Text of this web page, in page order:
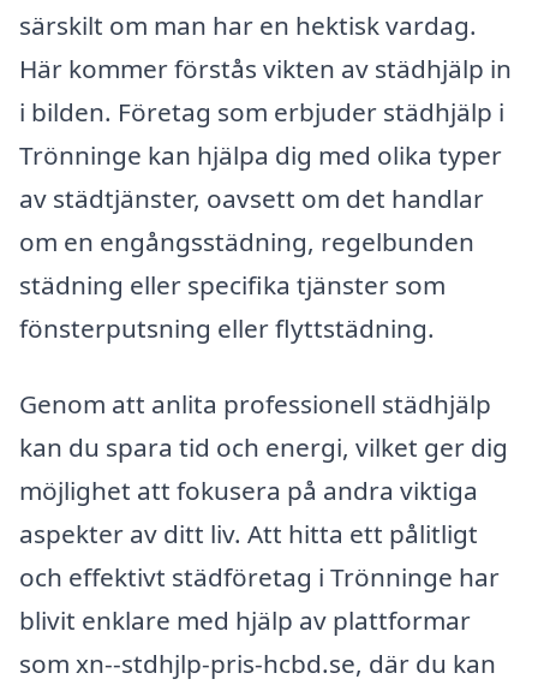
särskilt om man har en hektisk vardag.
Här kommer förstås vikten av städhjälp in
i bilden. Företag som erbjuder städhjälp i
Trönninge kan hjälpa dig med olika typer
av städtjänster, oavsett om det handlar
om en engångsstädning, regelbunden
städning eller specifika tjänster som
fönsterputsning eller flyttstädning.
Genom att anlita professionell städhjälp
kan du spara tid och energi, vilket ger dig
möjlighet att fokusera på andra viktiga
aspekter av ditt liv. Att hitta ett pålitligt
och effektivt städföretag i Trönninge har
blivit enklare med hjälp av plattformar
som xn--stdhjlp-pris-hcbd.se, där du kan